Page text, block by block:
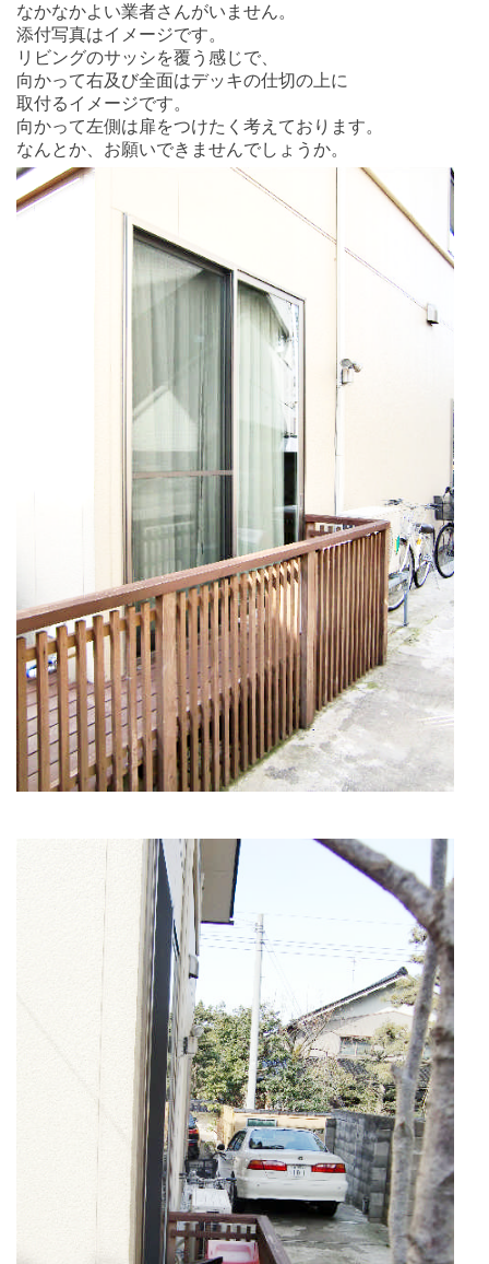
なかなかよい業者さんがいません。
添付写真はイメージです。
リビングのサッシを覆う感じで、
向かって右及び全面はデッキの仕切の上に
取付るイメージです。
向かって左側は扉をつけたく考えております。
なんとか、お願いできませんでしょうか。